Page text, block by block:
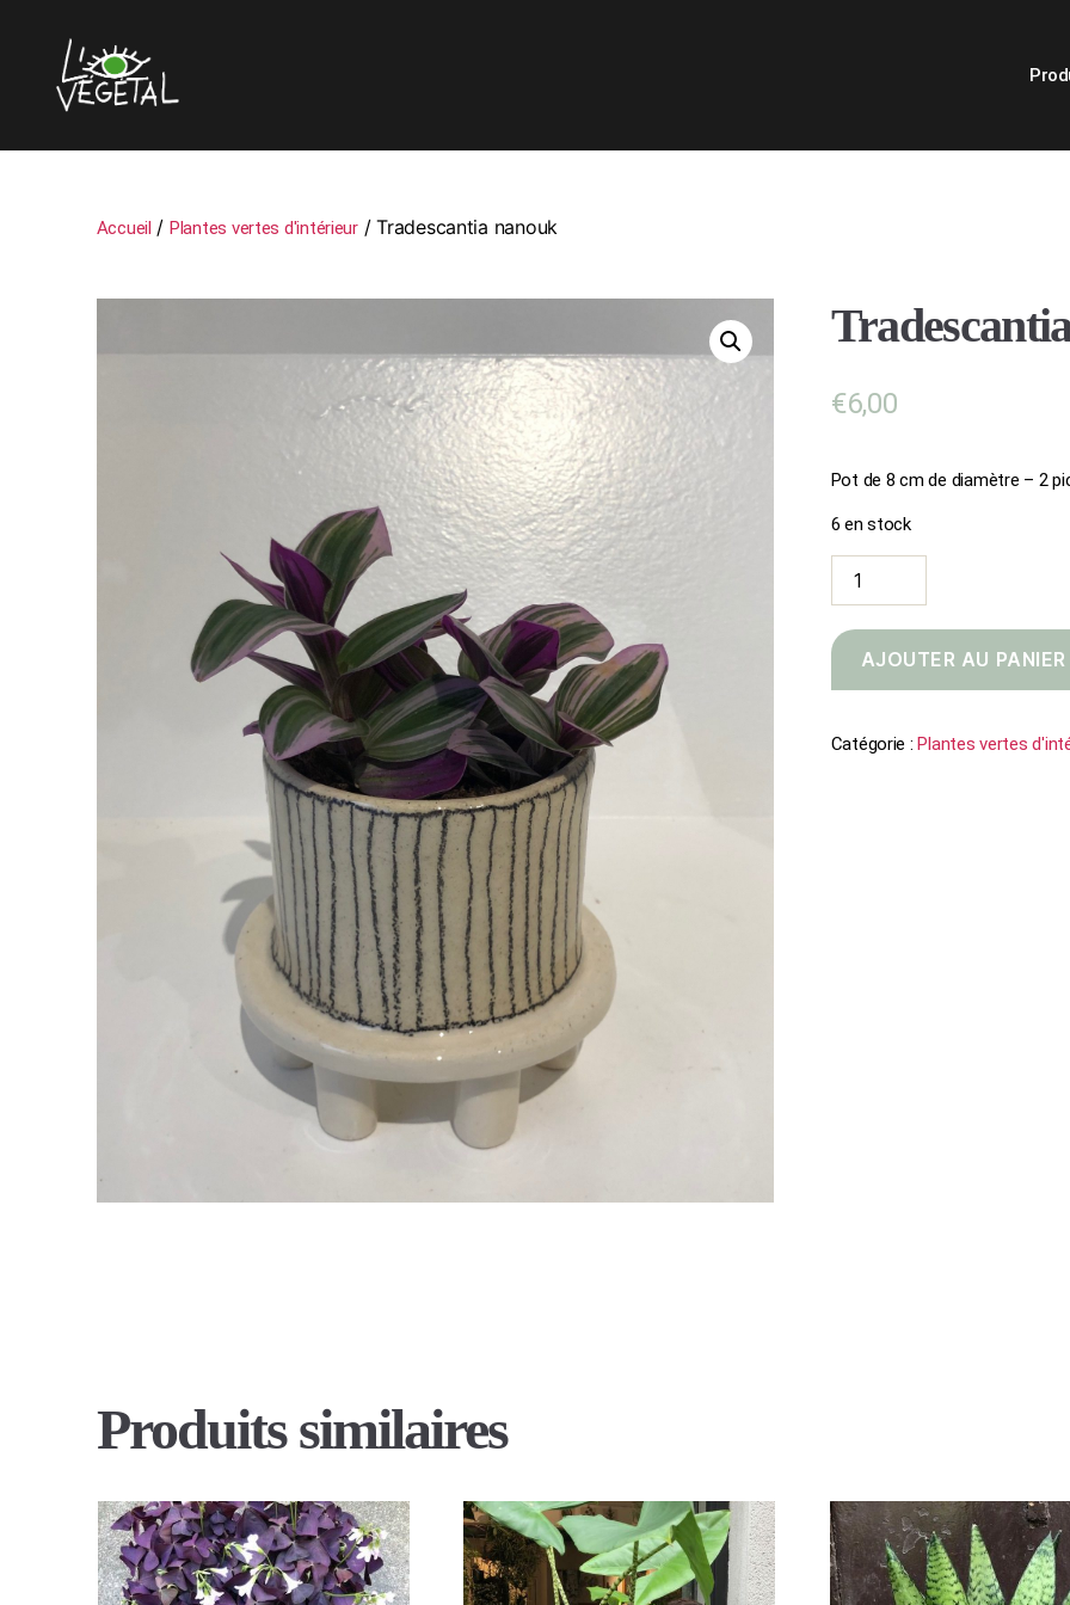
Accueil / Plantes vertes d'intérieur/ Tradescantia nanouk
€6,00
Pot de 8 cm de diamètre – 2
6 en stock
Tradescantia
nanouk
AJOUTER AU PANIER
Catégorie : Plantes vertes
Produits similaires